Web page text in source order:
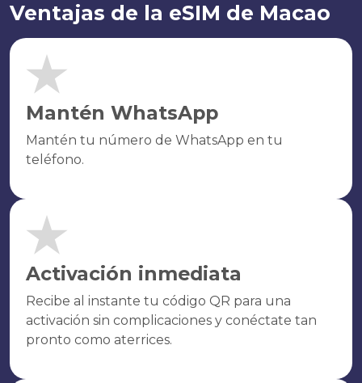
Ventajas de la eSIM de Macao
Mantén WhatsApp
Mantén tu número de WhatsApp en tu
teléfono.
Activación inmediata
Recibe al instante tu código QR para una
activación sin complicaciones y conéctate tan
pronto como aterrices.